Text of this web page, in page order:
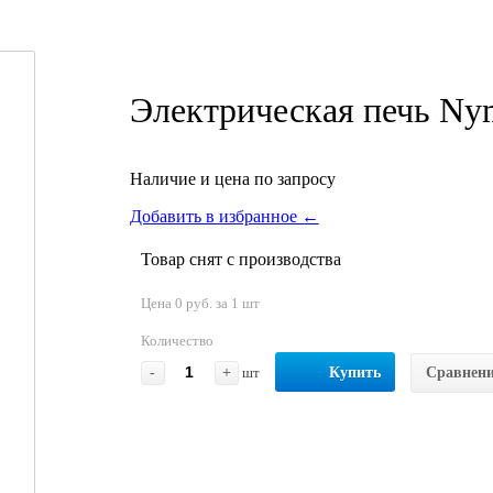
Электрическая печь
Наличие и цена по запросу
Добавить в избранное ←
Товар снят с производства
Цена 0 руб. за 1 шт
Количество
-
+ шт Купить